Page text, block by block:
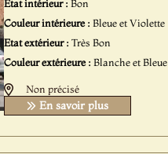
Etat intérieur :Bon
Couleur intérieure :Bleue et Violette
Etat extérieur :Très Bon
Couleur extérieure :Blanche et Bleue
Non précisé
En savoir plus